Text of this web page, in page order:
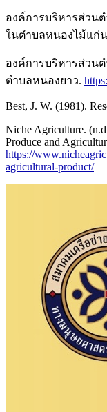
องค์การบริหารส่วน
ในตำบลหนองไม้แก่
องค์การบริหารส่วน
ตำบลหนองยาว.
Best, J. W. (1981).
Niche Agriculture.
Produce and
https://
agricultural-product/